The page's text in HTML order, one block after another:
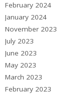
February 2024
January 2024
November 2023
July 2023
June 2023
May 2023
March 2023
February 2023